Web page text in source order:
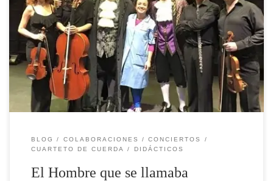
Este mes colaboramos en un nuevo proyecto del tenor
José Manuel Zapata. El hombre que se llamaba
Amadeus, concierto familiar sobre la vida de Mozart y
su rival Antonio salieri. Es una producción del Teatro
Real y fue estrenada en el mismo con la Orquesta
Sinfónica de Madrid. Este nuevo […]
BLOG COLABORACIONES
CONCIERTOS
CUARTETO DE CUERDA
DIDÁCTICOS
El Hombre que se llamaba